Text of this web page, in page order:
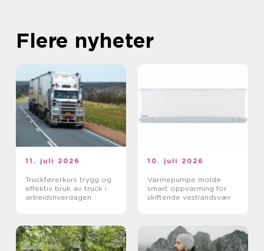
Flere nyheter
11. juli 2026
Truckførerkurs trygg og
effektiv bruk av truck i
arbeidshverdagen
10. juli 2026
Varmepumpe molde
smart oppvarming for
skiftende vestlandsvær